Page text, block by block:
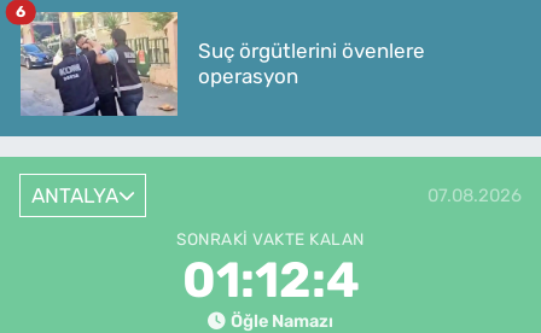
Suç örgütlerini övenlere
operasyon
6
ANTALYA 07.08.2026
SONRAKI VAKTE KALAN
01:12:4
Öğle Namazı